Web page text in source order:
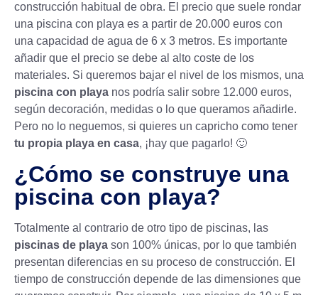
construcción habitual de obra. El precio que suele rondar
una piscina con playa es a partir de 20.000 euros con
una capacidad de agua de 6 x 3 metros. Es importante
añadir que el precio se debe al alto coste de los
materiales. Si queremos bajar el nivel de los mismos, una
piscina con playa nos podría salir sobre 12.000 euros,
según decoración, medidas o lo que queramos añadirle.
Pero no lo neguemos, si quieres un capricho como tener
tu propia playa en casa, ¡hay que pagarlo! 🙂
¿Cómo se construye una
piscina con playa?
Totalmente al contrario de otro tipo de piscinas, las
piscinas de playa son 100% únicas, por lo que también
presentan diferencias en su proceso de construcción. El
tiempo de construcción depende de las dimensiones que